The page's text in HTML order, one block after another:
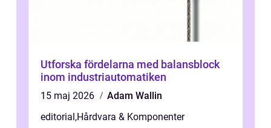
Utforska fördelarna med balansblock
inom industriautomatiken
15 maj 2026
Adam Wallin
editorial,Hårdvara & Komponenter